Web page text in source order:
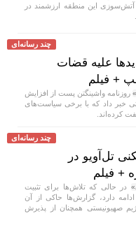
این منطقه ارزشمند در
چند رسانه‌ای
علیه قضات
+ فیلم
روزنامه واشینگتن پست از افزایش
خبر داد که با برخی سیاست‌های
کرده‌اند.
چند رسانه‌ای
تل‌آویو در
+ فیلم
در حالی که تلاش‌ها برای تثبیت
دارد، گزارش‌ها حاکی از آن
صهیونیستی همچنان از پذیرش